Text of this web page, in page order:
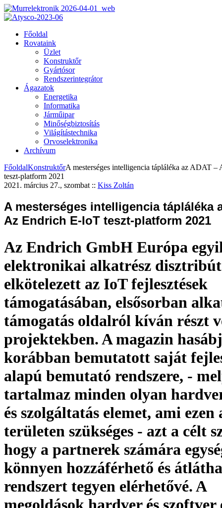
Főoldal
Rovataink
Üzlet
Konstruktőr
Gyártósor
Rendszerintegrátor
Ágazatok
Energetika
Informatika
Járműipar
Minőségbiztosítás
Világítástechnika
Orvoselektronika
Archívum
FőoldalKonstruktőrA mesterséges intelligencia tápláléka az ADAT
teszt-platform 2021
2021. március 27., szombat :: Kiss Zoltán
A mesterséges intelligencia tápláléka
Az Endrich E-IoT teszt-platform 2021
Az Endrich GmbH Európa
elektronikai alkatrész
elkötelezett az IoT fejlesztések
támogatásában, elsősorban
támogatás oldalról kíván részt
projektekben. A magazin
korábban bemutatott saját
alapú bemutató rendszere, -
tartalmaz minden olyan
és szolgáltatás elemet, ami ezen
területen szükséges - azt a célt
hogy a partnerek számára
könnyen hozzáférhető és
rendszert tegyen elérhetővé. A